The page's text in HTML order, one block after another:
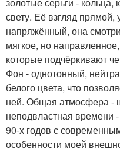
золотые серьги -
свету. Её взгляд
напряжённый, она
мягкое, но
которые подчёркивают
Фон - однотонный,
белого цвета, что
ней. Общая атмосфера -
неподвластная
90-х годов с
особенности моей